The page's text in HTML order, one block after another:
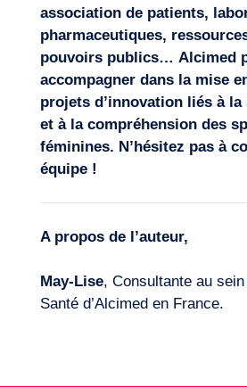
association de patients,
pharmaceutiques,
pouvoirs publics… Alcimed
accompagner dans la mise
projets d’innovationliés à la
et à la compréhension des
féminines. N’hésitez pas à
équipe!
A propos de l’auteur,
May-Lise, Consultante au sein
Santé d’Alcimed en France.